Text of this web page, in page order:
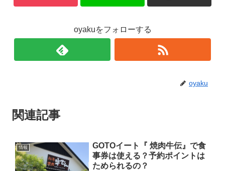
oyakuをフォローする
oyaku
関連記事
情報
GOTOイート『 焼肉牛伝』で食
事券は使える？予約ポイントは
ためられるの？